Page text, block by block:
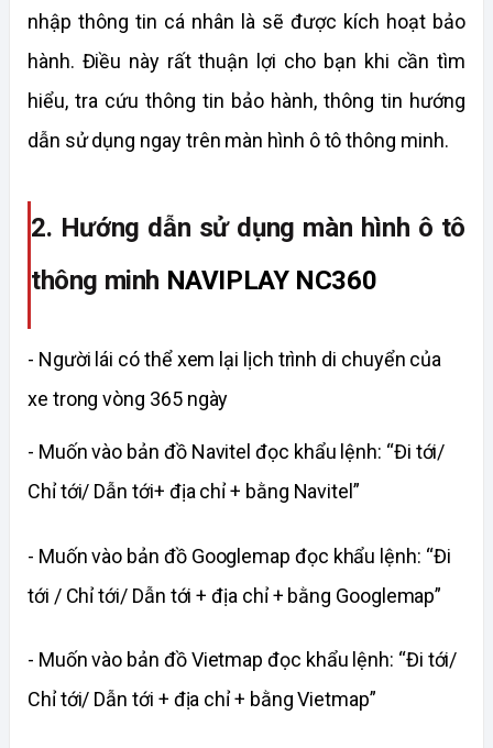
nhập thông tin cá nhân là sẽ được kích hoạt bảo
hành. Điều này rất thuận lợi cho bạn khi cần tìm
hiểu, tra cứu thông tin bảo hành, thông tin hướng
dẫn sử dụng ngay trên màn hình ô tô thông minh.
2. Hướng dẫn sử dụng màn hình ô tô
thông minh NAVIPLAY NC360
- Người lái có thể xem lại lịch trình di chuyển của
xe trong vòng 365 ngày
- Muốn vào bản đồ Navitel đọc khẩu lệnh: “Đi tới/
Chỉ tới/ Dẫn tới+ địa chỉ + bằng Navitel”
- Muốn vào bản đồ Googlemap đọc khẩu lệnh: “Đi
tới / Chỉ tới/ Dẫn tới + địa chỉ + bằng Googlemap”
- Muốn vào bản đồ Vietmap đọc khẩu lệnh: “Đi tới/
Chỉ tới/ Dẫn tới + địa chỉ + bằng Vietmap”